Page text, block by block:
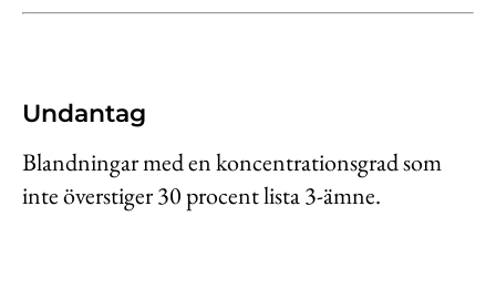
Undantag
Blandningar med en koncentrationsgrad som
inte överstiger 30 procent lista 3-ämne.